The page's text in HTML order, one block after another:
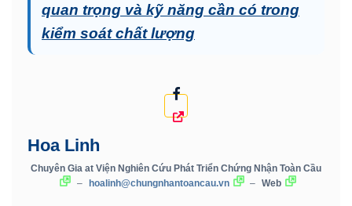
quan trọng và kỹ năng cần có trong
kiểm soát chất lượng
Hoa Linh
Chuyên Gia at Viện Nghiên Cứu Phát Triển Chứng Nhận Toàn Cầu
–
hoalinh@chungnhantoancau.vn – Web